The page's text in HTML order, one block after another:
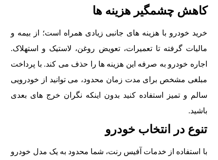
کاهش چشمگیر هزینه ها
خرید خودرو با هزینه های جانبی زیادی همراه است؛ از بیمه و
مالیات گرفته تا تعمیرات، تعویض روغن، لاستیک و استهلاک.
اجاره خودرو به صرفه این هزینه ها را حذف می کند. با پرداخت
مبلغی مشخص برای مدت زمان محدود، می توانید از خودرویی
سالم و تمیز استفاده کنید بدون اینکه نگران خرج های بعدی
باشید.
تنوع در انتخاب خودرو
با استفاده از خدمات آفیس رنت، شما محدود به یک مدل خودرو